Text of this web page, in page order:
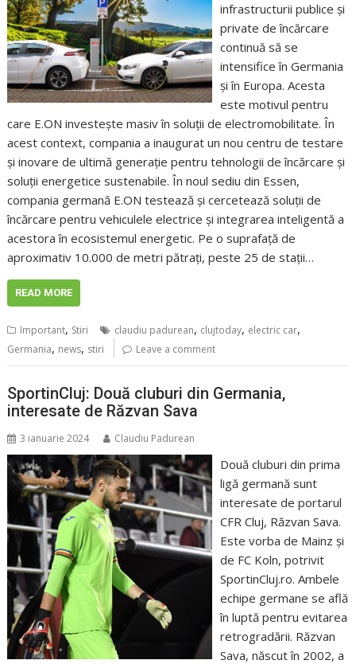
infrastructurii publice și
private de încărcare
continuă să se
intensifice în Germania
și în Europa. Acesta
este motivul pentru
care E.ON investește masiv în soluții de electromobilitate. În
acest context, compania a inaugurat un nou centru de testare
și inovare de ultimă generație pentru tehnologii de încărcare și
soluții energetice sustenabile. În noul sediu din Essen,
compania germană E.ON testează și cercetează soluții de
încărcare pentru vehiculele electrice și integrarea inteligentă a
acestora în ecosistemul energetic. Pe o suprafață de
aproximativ 10.000 de metri pătrați, peste 25 de stații…
READ MORE
Important, Stiri claudiu padurean, clujtoday, electric car,
Germania, news, stiri Leave a comment
SportinCluj: Două cluburi din Germania,
interesate de Răzvan Sava
3 ianuarie 2024 Claudiu Padurean
Două cluburi din prima
ligă germană sunt
interesate de portarul
CFR Cluj, Răzvan Sava.
Este vorba de Mainz și
de FC Koln, potrivit
SportinCluj.ro. Ambele
echipe germane se află
în luptă pentru evitarea
retrogradării. Răzvan
Sava, născut în 2002, a